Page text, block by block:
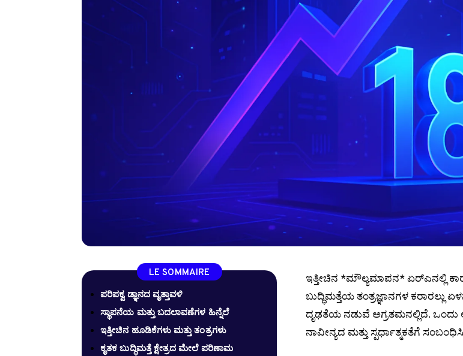
LE SOMMAIRE
ಪರಿಪಕ್ವ ಡ್ಞಾನದ ವೃತ್ತಾವಳಿ
ಸ್ಥಾಪನೆಯ ಮತ್ತು ಬದಲಾವಣೆಗಳ ಹಿನ್ನೆಲೆ
ಇತ್ತೀಚಿನ ಹೂಡಿಕೆಗಳು ಮತ್ತು ತಂತ್ರಗಳು
ಕೃತಕ ಬುದ್ಧಿಮತ್ತೆ ಕ್ಷೇತ್ರದ ಮೇಲೆ ಪರಿಣಾಮ
ಇತ್ತೀಚಿನ *ಮೌಲ್ಯಮಾಪನ* ಏರ್‌ಎನಲ್ಲಿ
ಬುದ್ಧಿಮತ್ತೆಯ ತಂತ್ರಜ್ಞಾನಗಳ ಕರಾರಲ್ಲು
ದೃಢತೆಯ ನಡುವೆ ಅಗ್ರತಮನಲ್ಲಿದೆ. ಒಂದು
ನಾವೀನ್ಯದ ಮತ್ತು ಸ್ಪರ್ಧಾತ್ಮಕತೆಗೆ